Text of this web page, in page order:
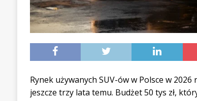
Rynek używanych SUV-ów w Polsce w
jeszcze trzy lata temu. Budżet 50 tys zł,